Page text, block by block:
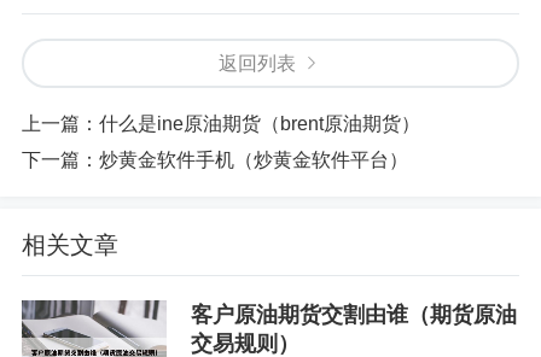
中，应优先考虑如何稳定盈利，而不是追求一夜暴
富。
5、炒原油的技巧主要包括以下几点： 掌握市场趋势
密切关注国际形势及经济数据变化，包括地缘政治
些信息，有助于预测市场走势，为投资决策提供依
返回列表
上一篇： 什么是ine原油期货（brent原油期货）
下一篇： 炒黄金软件手机（炒黄金软件平台）
相关文章
客户原油期货交割由谁（期货原油
交易规则）